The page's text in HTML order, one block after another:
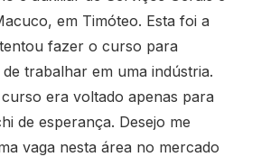
em Timóteo. Esta foi a
fazer o curso para
trabalhar em uma indústria.
era voltado apenas para
de esperança. Desejo me
vaga nesta área no mercado